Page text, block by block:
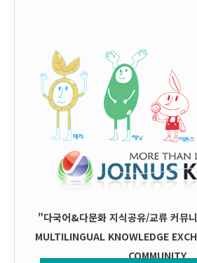
"다국어&다문화 지식공유/교류 커뮤
MULTILINGUAL KNOWLEDGE
COMMUNITY